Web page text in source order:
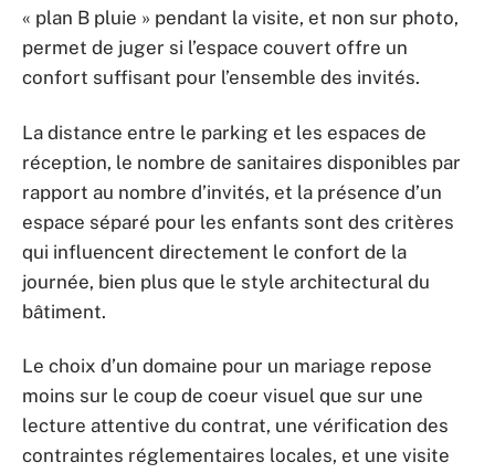
« plan B pluie » pendant la visite, et non sur photo,
permet de juger si l’espace couvert offre un
confort suffisant pour l’ensemble des invités.
La distance entre le parking et les espaces de
réception, le nombre de sanitaires disponibles par
rapport au nombre d’invités, et la présence d’un
espace séparé pour les enfants sont des critères
qui influencent directement le confort de la
journée, bien plus que le style architectural du
bâtiment.
Le choix d’un domaine pour un mariage repose
moins sur le coup de coeur visuel que sur une
lecture attentive du contrat, une vérification des
contraintes réglementaires locales, et une visite